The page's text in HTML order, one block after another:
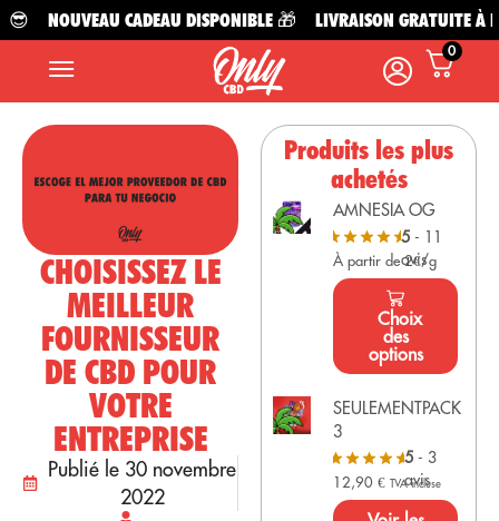
NOUVEAU CADEAU DISPONIBLE 🎁 LIVRAISON GRATUITE À
0
CHOISISSEZ LE
MEILLEUR
FOURNISSEUR
DE CBD POUR
VOTRE
ENTREPRISE
Publié le 30 novembre
2022
Produits les plus
achetés
AMNESIA OG
5- 11
avis
À partir de 2€/g
Choix
des
options
SEULEMENTPACK
3
5 - 3
avis
12,90€ TVA incluse